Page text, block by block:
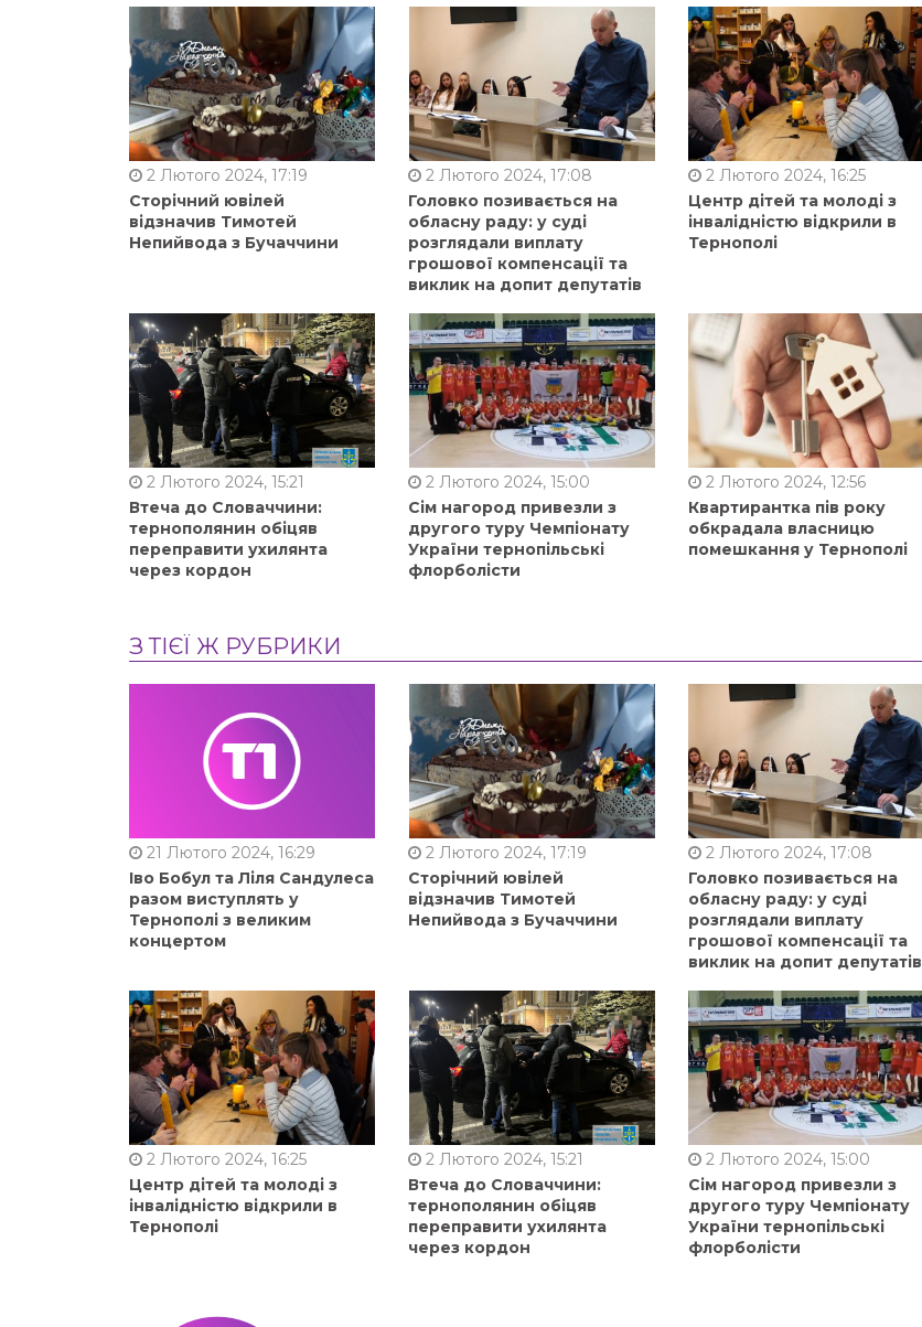
2 Лютого 2024, 17:19
Сторічний ювілей
відзначив Тимотей
Непийвода з Бучаччини
2 Лютого 2024, 17:08
Головко позивається на
обласну раду: у суді
розглядали виплату
грошової компенсації та
виклик на допит депутатів
2 Лютого 2024, 16:25
Центр дітей та молоді з
інвалідністю відкрили в
Тернополі
2 Лютого 2024, 15:21
Втеча до Словаччини:
тернополянин обіцяв
переправити ухилянта
через кордон
2 Лютого 2024, 15:00
Сім нагород привезли з
другого туру Чемпіонату
України тернопільські
флорболісти
2 Лютого 2024, 12:56
Квартирантка пів року
обкрадала власницю
помешкання у Тернополі
З ТІЄЇ Ж РУБРИКИ
21 Лютого 2024, 16:29
Іво Бобул та Ліля Сандулеса
разом виступлять у
Тернополі з великим
концертом
2 Лютого 2024, 17:19
Сторічний ювілей
відзначив Тимотей
Непийвода з Бучаччини
2 Лютого 2024, 17:08
Головко позивається на
обласну раду: у суді
розглядали виплату
грошової компенсації та
виклик на допит депутатів
2 Лютого 2024, 16:25
Центр дітей та молоді з
інвалідністю відкрили в
Тернополі
2 Лютого 2024, 15:21
Втеча до Словаччини:
тернополянин обіцяв
переправити ухилянта
через кордон
2 Лютого 2024, 15:00
Сім нагород привезли з
другого туру Чемпіонату
України тернопільські
флорболісти